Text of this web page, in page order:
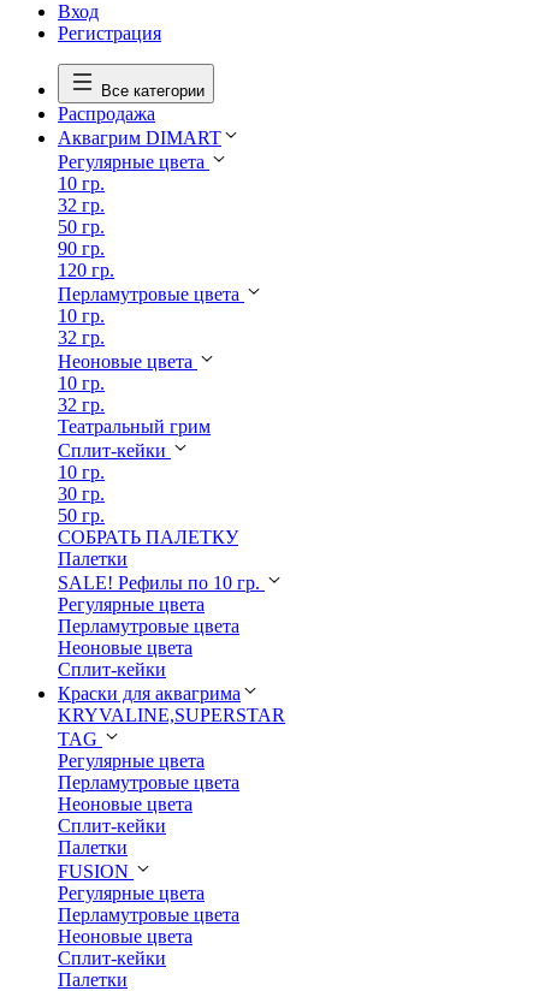
Вход
Регистрация
Все категории
Распродажа
Аквагрим DIMART
Регулярные цвета
10 гр.
32 гр.
50 гр.
90 гр.
120 гр.
Перламутровые цвета
10 гр.
32 гр.
Неоновые цвета
10 гр.
32 гр.
Театральный грим
Сплит-кейки
10 гр.
30 гр.
50 гр.
СОБРАТЬ ПАЛЕТКУ
Палетки
SALE! Рефилы по 10 гр.
Регулярные цвета
Перламутровые цвета
Неоновые цвета
Сплит-кейки
Краски для аквагрима
KRYVALINE,SUPERSTAR
TAG
Регулярные цвета
Перламутровые цвета
Неоновые цвета
Сплит-кейки
Палетки
FUSION
Регулярные цвета
Перламутровые цвета
Неоновые цвета
Сплит-кейки
Палетки